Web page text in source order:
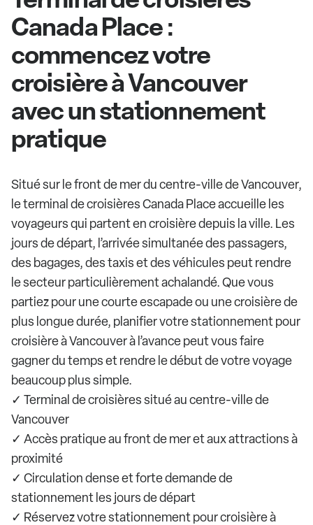
Canada Place :
commencez votre
croisière à Vancouver
avec un stationnement
pratique
Situé sur le front de mer du centre-ville de Vancouver,
le terminal de croisières Canada Place accueille les
voyageurs qui partent en croisière depuis la ville. Les
jours de départ, l’arrivée simultanée des passagers,
des bagages, des taxis et des véhicules peut rendre
le secteur particulièrement achalandé. Que vous
partiez pour une courte escapade ou une croisière de
plus longue durée, planifier votre stationnement pour
croisière à Vancouver à l’avance peut vous faire
gagner du temps et rendre le début de votre voyage
beaucoup plus simple.
✓ Terminal de croisières situé au centre-ville de
Vancouver
✓ Accès pratique au front de mer et aux attractions à
proximité
✓ Circulation dense et forte demande de
stationnement les jours de départ
✓ Réservez votre stationnement pour croisière à